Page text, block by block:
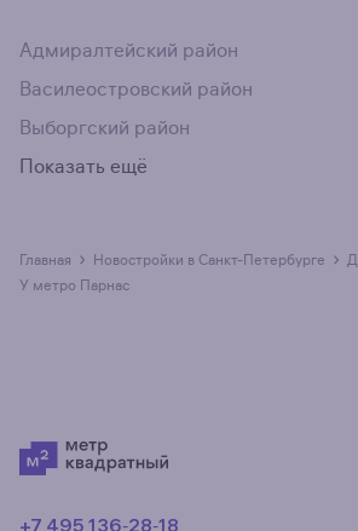
Адмиралтейский район
Василеостровский район
Выборгский район
Показать ещё
Главная › Новостройки в Санкт-Петербурге ›
у метро Парнас
+7 495 136‑28‑18